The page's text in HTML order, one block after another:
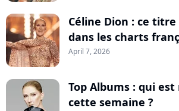
Céline Dion : ce
dans les charts
April 7, 2026
Top Albums : qui
cette semaine ?